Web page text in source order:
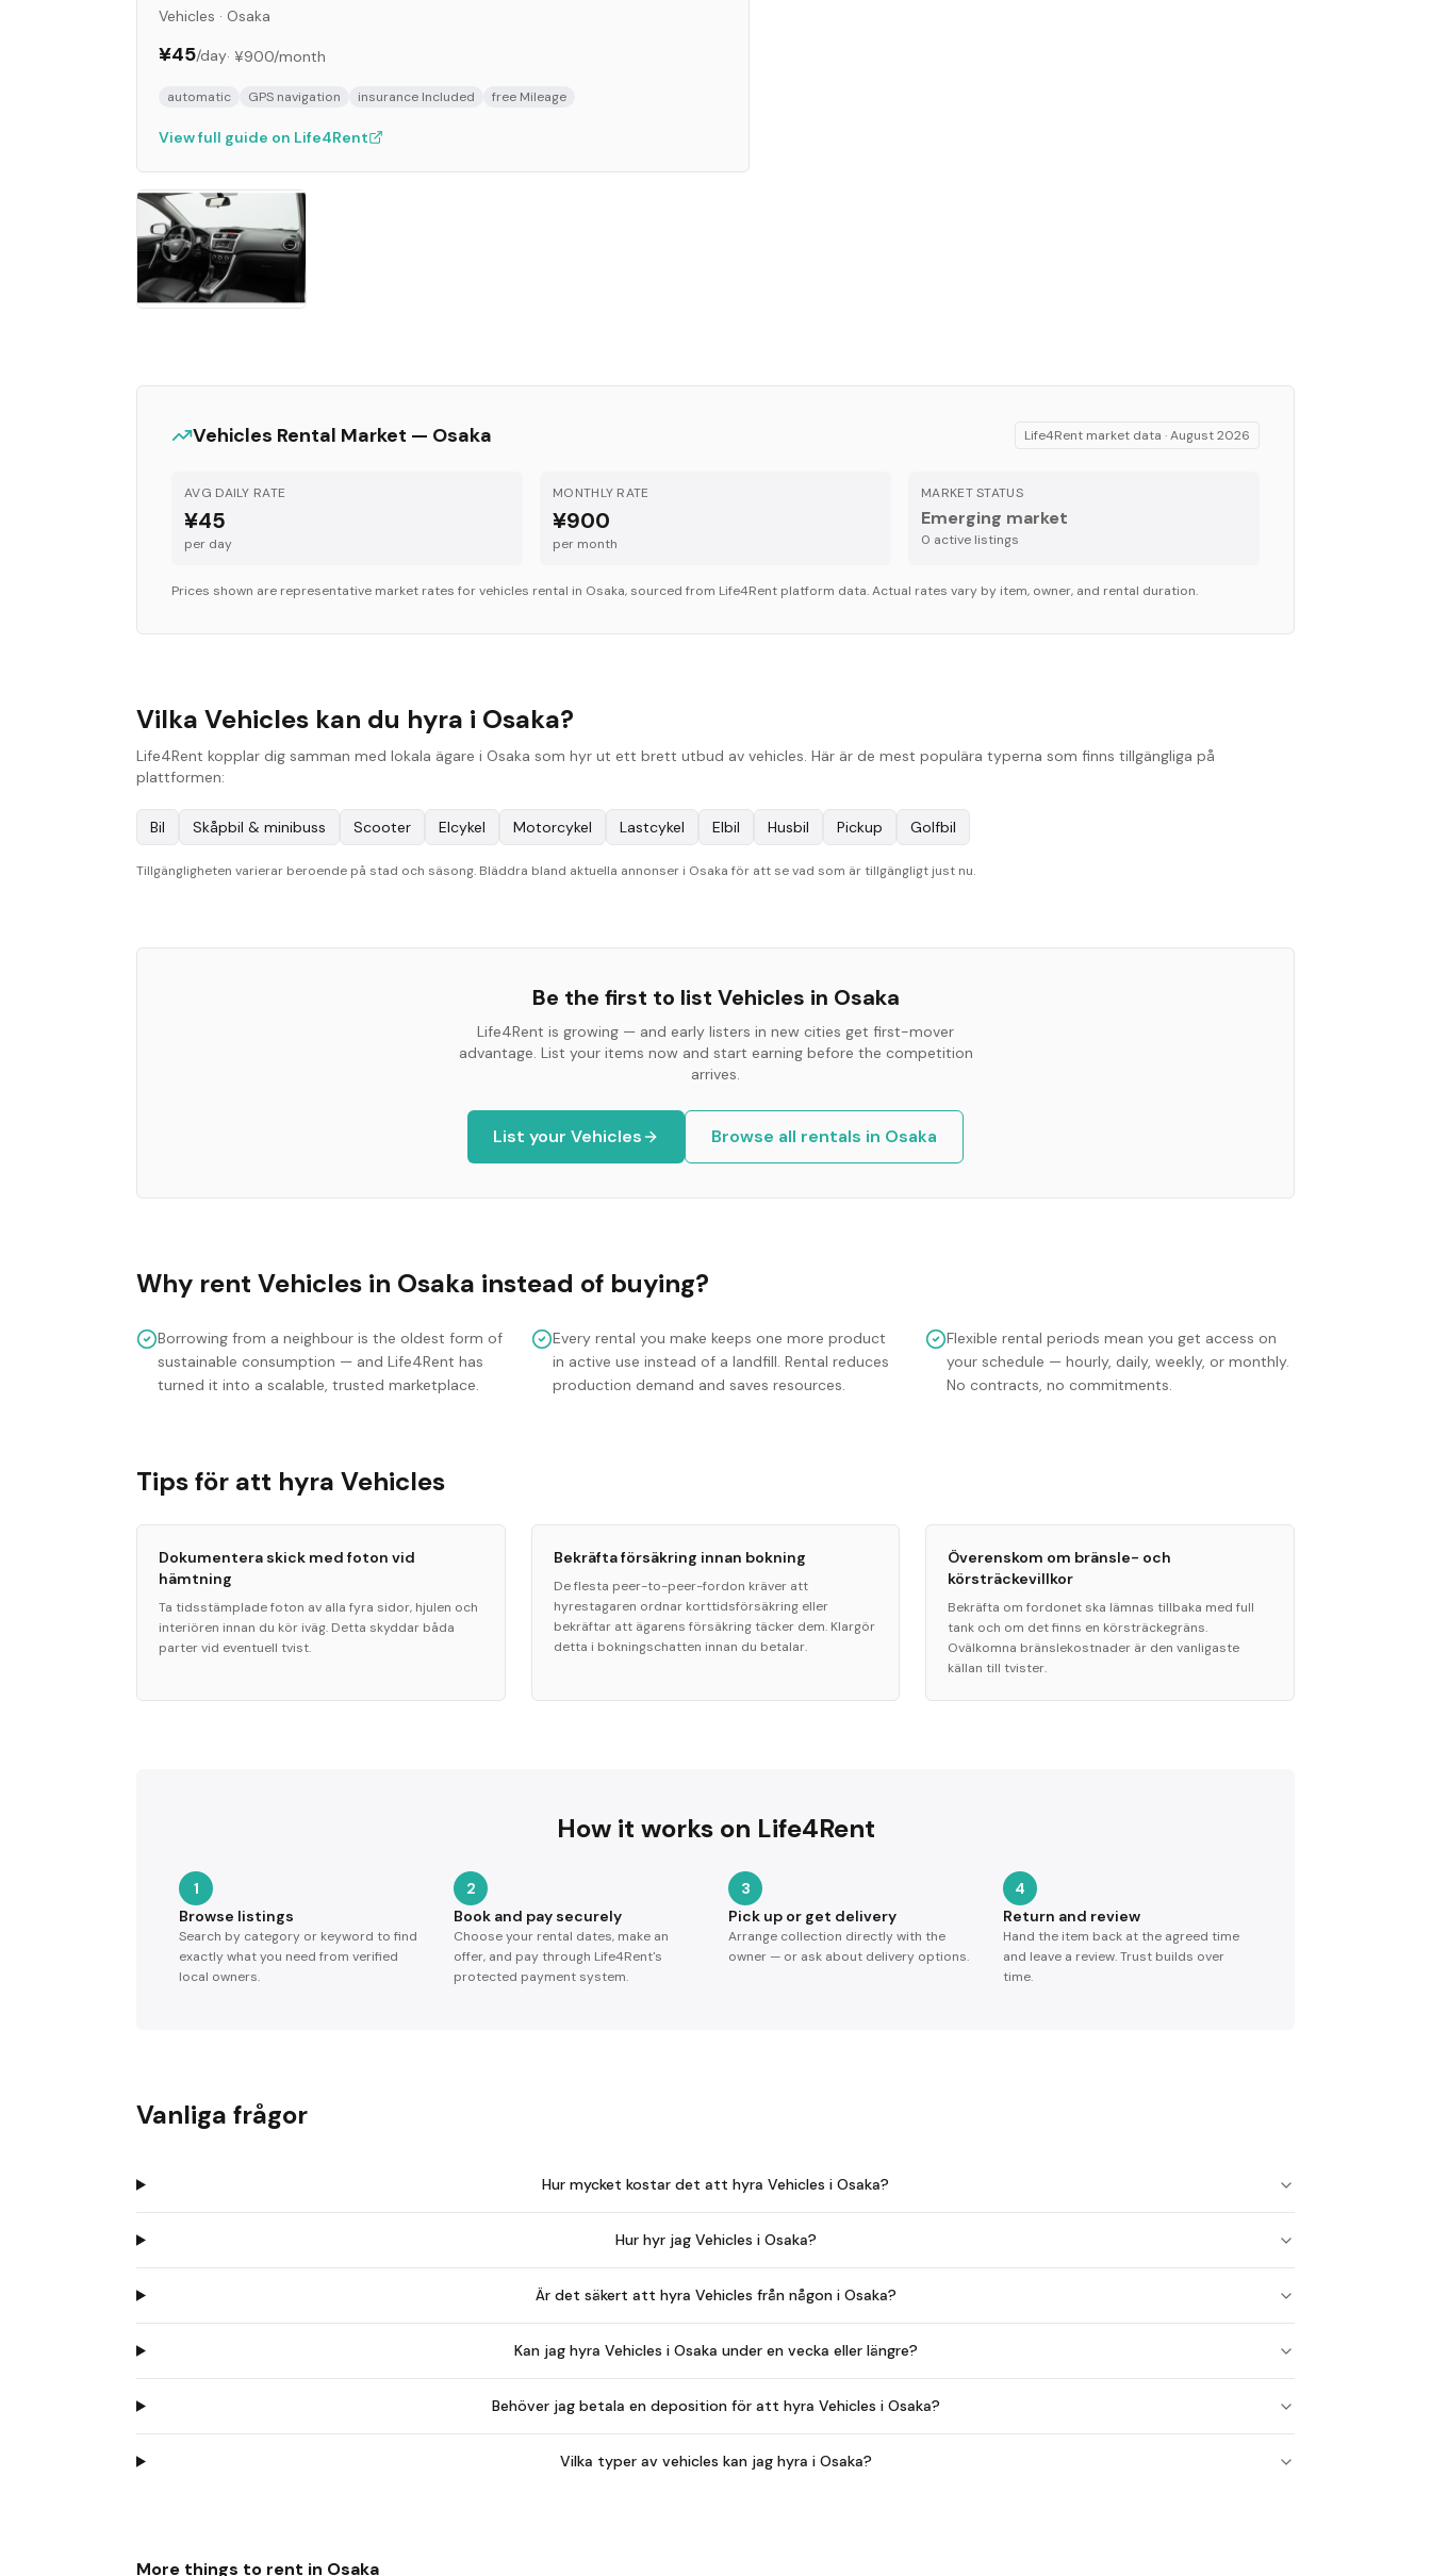
Vehicles · Osaka
¥45/day· ¥900/month
automatic GPS navigation insurance Included free Mileage
View full guide on Life4Rent
Vehicles Rental Market — Osaka Life4Rent market data ·August 2026
AVG DAILY RATE
¥45
per day
MONTHLY RATE
¥900
per month
MARKET STATUS
Emerging market
0 active listings
Prices shown are representative market rates forvehicles rental in Osaka, sourced from Life4Rent platform data. Actual rates vary by item, owner, and rental duration.
Vilka Vehicles kan du hyra i Osaka?
Life4Rent kopplar dig samman med lokala ägare i Osaka som hyr ut ett brett utbud av vehicles. Här är de mest populära typerna som finns tillgängliga på
plattformen:
Bil Skåpbil & minibuss Scooter Elcykel Motorcykel Lastcykel Elbil Husbil Pickup Golfbil
Tillgängligheten varierar beroende på stad och säsong. Bläddra bland aktuella annonser i Osaka för att se vad som är tillgängligt just nu.
Be the first to list Vehicles in Osaka
Life4Rent is growing — and early listers in new cities get first-mover
advantage. List your items now and start earning before the competition
arrives.
List your Vehicles Browse all rentals in Osaka
Why rent Vehicles in Osaka instead of buying?
Borrowing from a neighbour is the oldest form of
sustainable consumption — and Life4Rent has
turned it into a scalable, trusted marketplace.
Every rental you make keeps one more product
in active use instead of a landfill. Rental reduces
production demand and saves resources.
Flexible rental periods mean you get access on
your schedule — hourly, daily, weekly, or monthly.
No contracts, no commitments.
Tips för att hyra Vehicles
Dokumentera skick med foton vid
hämtning
Ta tidsstämplade foton av alla fyra sidor, hjulen och
interiören innan du kör iväg. Detta skyddar båda
parter vid eventuell tvist.
Bekräfta försäkring innan bokning
De flesta peer-to-peer-fordon kräver att
hyrestagaren ordnar korttidsförsäkring eller
bekräftar att ägarens försäkring täcker dem. Klargör
detta i bokningschatten innan du betalar.
Överenskom om bränsle- och
körsträckevillkor
Bekräfta om fordonet ska lämnas tillbaka med full
tank och om det finns en körsträckegräns.
Ovälkomna bränslekostnader är den vanligaste
källan till tvister.
How it works on Life4Rent
1
Browse listings
Search by category or keyword to find
exactly what you need from verified
local owners.
2
Book and pay securely
Choose your rental dates, make an
offer, and pay through Life4Rent's
protected payment system.
3
Pick up or get delivery
Arrange collection directly with the
owner — or ask about delivery options.
4
Return and review
Hand the item back at the agreed time
and leave a review. Trust builds over
time.
Vanliga frågor
Hur mycket kostar det att hyra Vehicles i Osaka?
Hur hyr jag Vehicles i Osaka?
Är det säkert att hyra Vehicles från någon i Osaka?
Kan jag hyra Vehicles i Osaka under en vecka eller längre?
Behöver jag betala en deposition för att hyra Vehicles i Osaka?
Vilka typer av vehicles kan jag hyra i Osaka?
More things to rent in Osaka